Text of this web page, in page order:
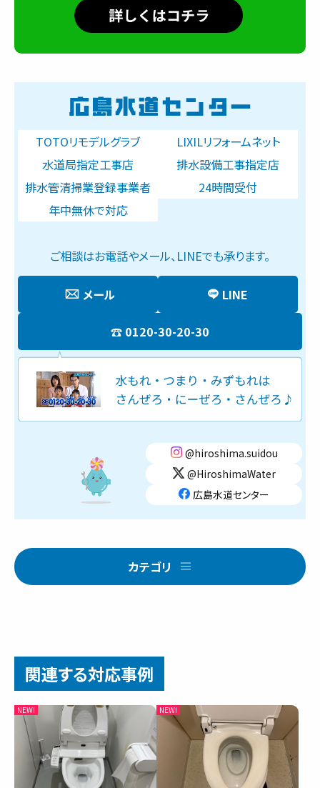
TOTOリモデルグラブ
LIXILリフォームネット
水道局指定工事店
排水設備工事指定店
排水管清掃業登録事業者
24時間受付
年中無休で対応
ご相談はお電話やメール、LINEでも承ります。
0120-30-20-30
メール LINE
@hiroshima.suidou
@HiroshimaWater
広島水道センター
カテゴリ
関連する対応事例